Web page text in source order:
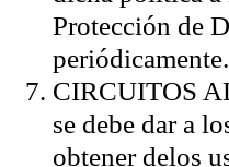
Protección de
periódicamente.
CIRCUITOS
se debe dar a
obtener delos